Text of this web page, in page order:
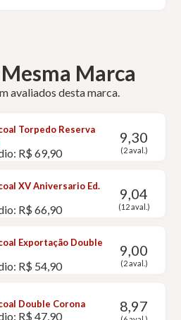
Marca
avaliados desta marca.
Torpedo Reserva
R$ 69,90
9,30
(2 aval.)
XV Aniversario Ed.
R$ 66,90
9,04
(12 aval.)
Exportação Double
R$ 54,90
9,00
(2 aval.)
Double Corona
R$ 47,90
8,97